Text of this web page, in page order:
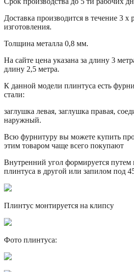
Доставка производится в течение 3 х
изготовления.
Толщина металла 0,8 мм.
На сайте цена указана за длину 3
длину 2,5 метра.
К данной модели плинтуса есть
стали:
заглушка левая, заглушка правая,
наружный.
Всю фурнитуру вы можете купить
этим товаром чаще всего покупают
Внутренний угол формируется
плинтуса в другой или запилом под
Плинтус монтируется на клипсу
Фото плинтуса: